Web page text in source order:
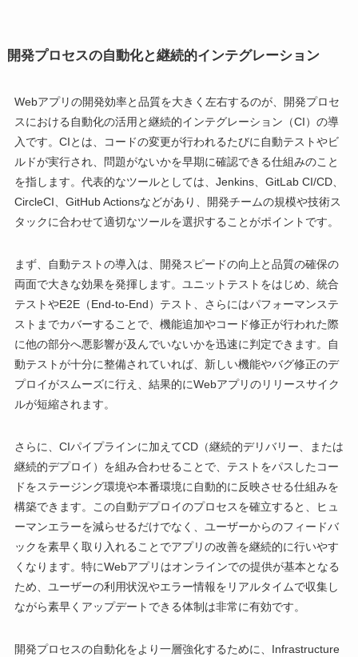
開発プロセスの自動化と継続的インテグレーション
Webアプリの開発効率と品質を大きく左右するのが、開発プロセ
スにおける自動化の活用と継続的インテグレーション（CI）の導
入です。CIとは、コードの変更が行われるたびに自動テストやビ
ルドが実行され、問題がないかを早期に確認できる仕組みのこと
を指します。代表的なツールとしては、Jenkins、GitLab CI/CD、
CircleCI、GitHub Actionsなどがあり、開発チームの規模や技術ス
タックに合わせて適切なツールを選択することがポイントです。
まず、自動テストの導入は、開発スピードの向上と品質の確保の
両面で大きな効果を発揮します。ユニットテストをはじめ、統合
テストやE2E（End-to-End）テスト、さらにはパフォーマンステ
ストまでカバーすることで、機能追加やコード修正が行われた際
に他の部分へ悪影響が及んでいないかを迅速に判定できます。自
動テストが十分に整備されていれば、新しい機能やバグ修正のデ
プロイがスムーズに行え、結果的にWebアプリのリリースサイク
ルが短縮されます。
さらに、CIパイプラインに加えてCD（継続的デリバリー、または
継続的デプロイ）を組み合わせることで、テストをパスしたコー
ドをステージング環境や本番環境に自動的に反映させる仕組みを
構築できます。この自動デプロイのプロセスを確立すると、ヒュ
ーマンエラーを減らせるだけでなく、ユーザーからのフィードバ
ックを素早く取り入れることでアプリの改善を継続的に行いやす
くなります。特にWebアプリはオンラインでの提供が基本となる
ため、ユーザーの利用状況やエラー情報をリアルタイムで収集し
ながら素早くアップデートできる体制は非常に有効です。
開発プロセスの自動化をより一層強化するために、Infrastructure